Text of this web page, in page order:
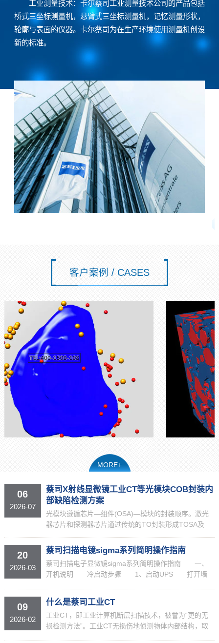
工业测量技术：卡尔蔡司工业测量技术公司的产品包括
桥式三坐标测量机，悬臂式三坐标测量机，记忆测量形状，
轮廓与表面的仪器。卡尔蔡司为在生产环境使用测量机创设
新的标准。
客户案例 / CASES
MORE+
06
2026-07
蔡司X射线显微镜工业CT等光模块COB封装内
部缺陷检测方案
光模块遵循芯片—组件(OSA)—模块的封装顺序。激光
器芯片和探测器芯片通过传统的TO封装形成TOSA及
合连接光通道和光纤，最终封装成为一个完整的光...
20
2026-03
蔡司扫描电镜sigma系列简明操作指南
蔡司扫描电子显微镜sigma系列简明操作指南 一、
开机说明 冷启动步骤 1、启动UPS 打开墙
上On键至两个绿灯亮。 2、启动循环水冷机。...
09
2026-02
什么是蔡司工业CT
工业CT，即工业计算机断层扫描技术，被誉为“更的无
损检测方法”。工业CT无损伤地侦测物体内部结构，取